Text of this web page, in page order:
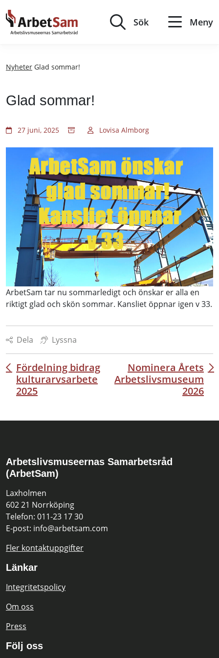
innehållet
Sök Meny
Nyheter Glad sommar!
Glad sommar!
27 juni, 2025 Lovisa Almborg
ArbetSam tar nu sommarledigt och önskar er alla en
riktigt glad och skön sommar. Kansliet öppnar igen v 33.
Dela Lyssna
Inläggsnavigering
Fördelning bidrag
kulturarvsarbete
2025
Nominera Årets
Arbetslivsmuseum
2026
Arbetslivsmuseernas Samarbetsråd
(ArbetSam)
Laxholmen
602 21 Norrköping
Telefon: 011-23 17 30
E-post: info@arbetsam.com
Fler kontaktuppgifter
Länkar
Integritetspolicy
Om oss
Press
Följ oss